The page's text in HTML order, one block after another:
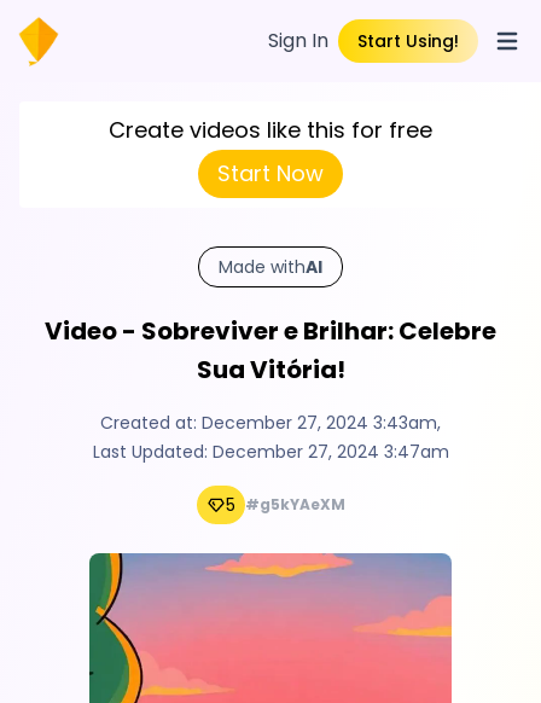
Sign In Start Using!
Create videos like this for free
Start Now
Made withAI
Video - Sobreviver e Brilhar: Celebre
Sua Vitória!
Created at: December 27, 2024 3:43am,
Last Updated: December 27, 2024 3:47am
5 #g5kYAeXM